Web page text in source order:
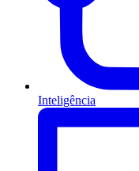
Inteligência